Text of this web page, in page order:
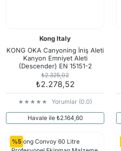
Kong Italy
KONG OKA Canyoning İniş Aleti
Kanyon Emniyet Aleti
(Descender) EN 15151-2
Profesyonel Kurtarma
Descender Cyan
₺2.325,02
₺2.278,52
Yorumlar (0.0)
Havale ile ₺2.164,60
%5